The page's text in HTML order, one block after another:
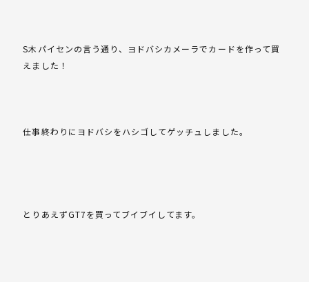
S木パイセンの言う通り、ヨドバシカメーラでカードを作って買
えました！
仕事終わりにヨドバシをハシゴしてゲッチュしました。
とりあえずGT7を買ってブイブイしてます。